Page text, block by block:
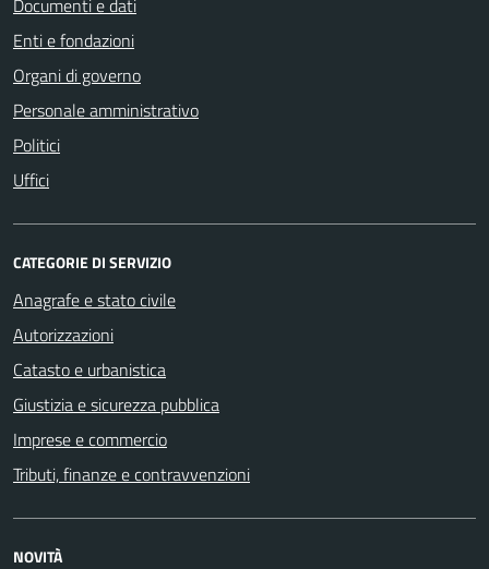
Enti e fondazioni
Organi di governo
Personale amministrativo
Politici
Uffici
CATEGORIE DI SERVIZIO
Anagrafe e stato civile
Autorizzazioni
Catasto e urbanistica
Giustizia e sicurezza pubblica
Imprese e commercio
Tributi, finanze e contravvenzioni
NOVITÀ